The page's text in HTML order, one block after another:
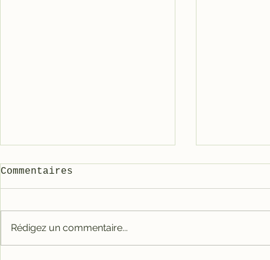
Commentaires
Rédigez un commentaire...